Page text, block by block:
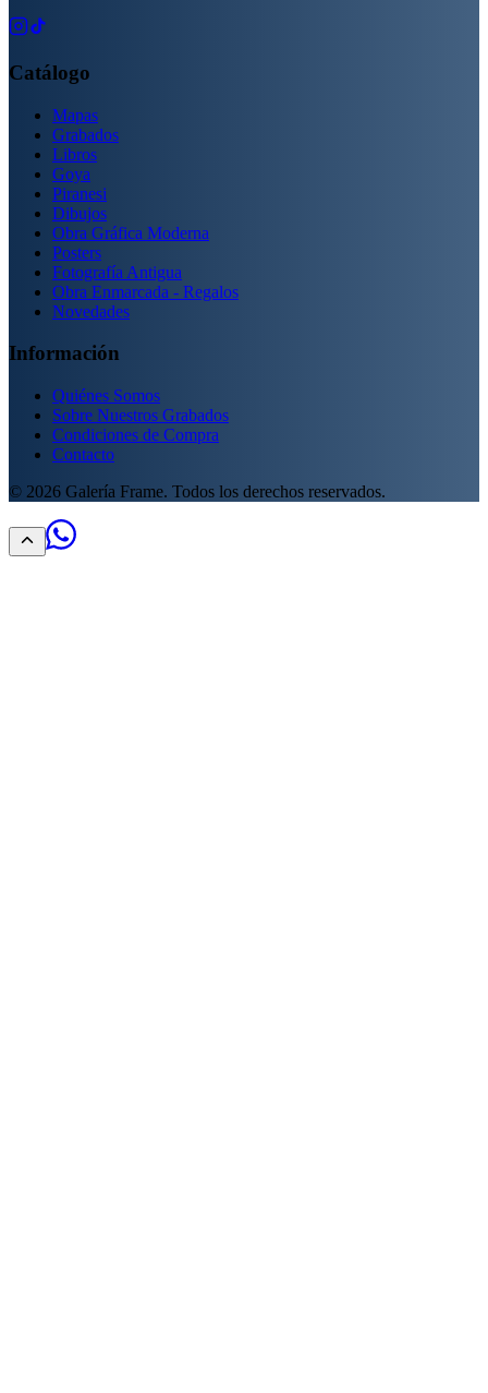
Catálogo
Mapas
Grabados
Libros
Goya
Piranesi
Dibujos
Obra Gráfica Moderna
Posters
Fotografía Antigua
Obra Enmarcada - Regalos
Novedades
Información
Quiénes Somos
Sobre Nuestros Grabados
Condiciones de Compra
Contacto
© 2026 Galería Frame. Todos los derechos reservados.